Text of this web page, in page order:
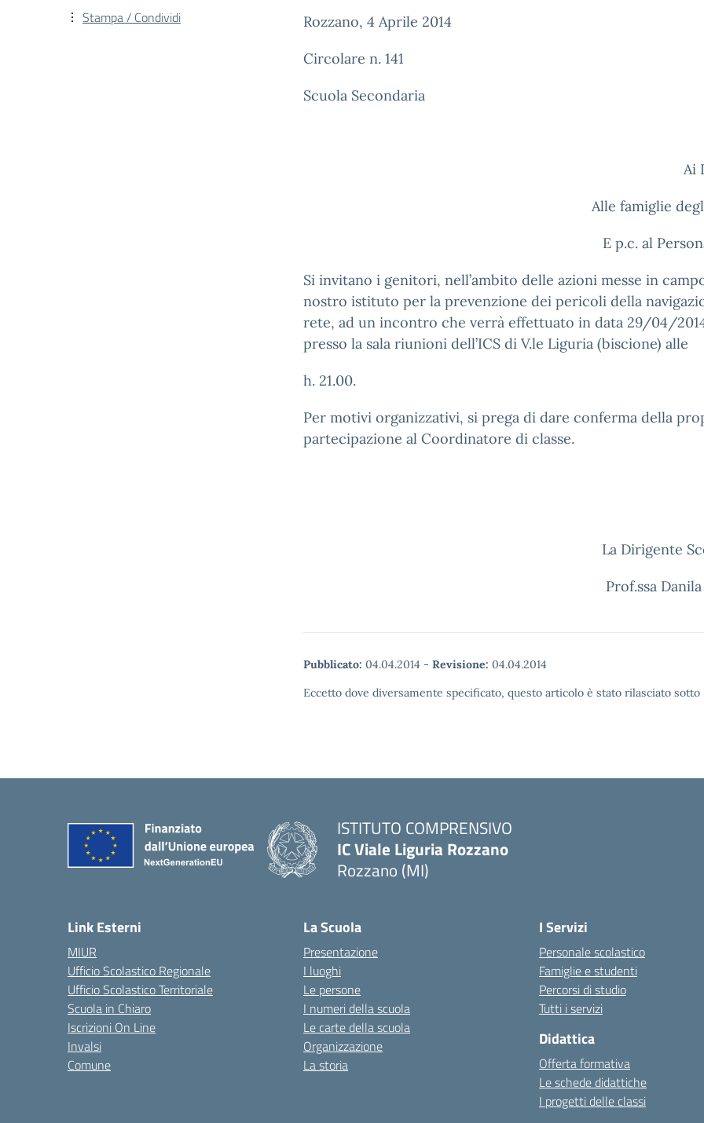
Rozzano, 4 Aprile 2014
Circolare n. 141
Scuola Secondaria
Ai
Alle famiglie
E p.c. al
Si invitano i genitori, nell’ambito delle azioni messe in
nostro istituto per la prevenzione dei pericoli della
rete, ad un incontro che verrà effettuato in data 29/04/
presso la sala riunioni dell’ICS di V.le Liguria (biscione) alle
h. 21.00.
Per motivi organizzativi, si prega di dare conferma della
partecipazione al Coordinatore di classe.
La Dirigente
Prof.ssa
Pubblicato: 04.04.2014 - Revisione: 04.04.2014
Eccetto dove diversamente specificato, questo articolo è stato rilasciato
Stampa / Condividi
ISTITUTO COMPRENSIVO
IC Viale Liguria Rozzano
Rozzano (MI)
Link Esterni
MIUR
Ufficio Scolastico Regionale
Ufficio Scolastico Territoriale
Scuola in Chiaro
Iscrizioni On Line
Invalsi
Comune
La Scuola
Presentazione
I luoghi
Le persone
I numeri della scuola
Le carte della scuola
Organizzazione
La storia
I Servizi
Personale scolastico
Famiglie e studenti
Percorsi di studio
Tutti i servizi
Didattica
Offerta formativa
Le schede didattiche
I progetti delle classi